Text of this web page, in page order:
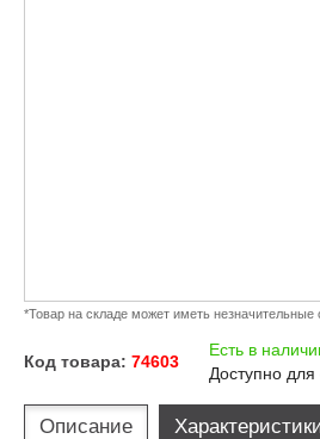
*Товар на складе может иметь незначительные
Код товара: 74603
Есть в
Доступно
Описание